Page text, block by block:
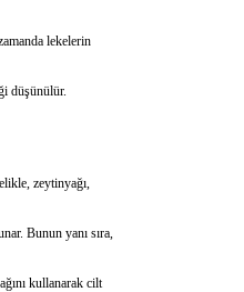
lekelerin
düşünülür.
zeytinyağı,
Bunun yanı sıra,
kullanarak cilt